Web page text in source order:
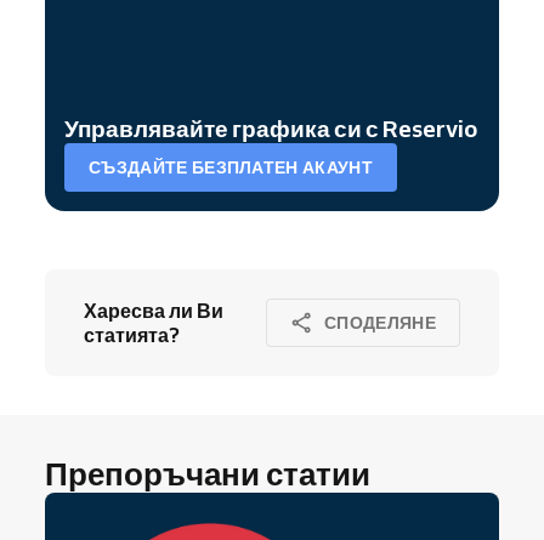
Управлявайте графика си с Reservio
СЪЗДАЙТЕ БЕЗПЛАТЕН АКАУНТ
Харесва ли Ви
статията?
СПОДЕЛЯНЕ
Препоръчани статии